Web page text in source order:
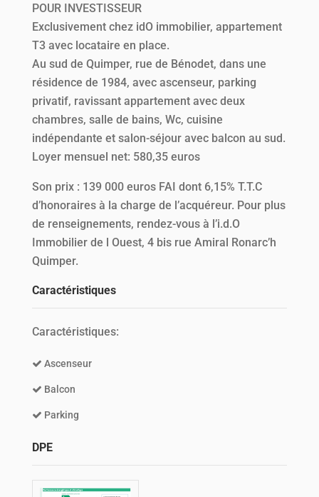
POUR INVESTISSEUR
Exclusivement chez idO immobilier, appartement
T3 avec locataire en place.
Au sud de Quimper, rue de Bénodet, dans une
résidence de 1984, avec ascenseur, parking
privatif, ravissant appartement avec deux
chambres, salle de bains, Wc, cuisine
indépendante et salon-séjour avec balcon au sud.
Loyer mensuel net: 580,35 euros
Son prix : 139 000 euros FAI dont 6,15% T.T.C
d’honoraires à la charge de l’acquéreur. Pour plus
de renseignements, rendez-vous à l’i.d.O
Immobilier de l Ouest, 4 bis rue Amiral Ronarc’h
Quimper.
Caractéristiques
Caractéristiques:
Ascenseur
Balcon
Parking
DPE